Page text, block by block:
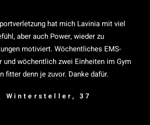
hat mich Lavinia mit viel
aber auch Power, wieder zu
motiviert. Wöchentliches EMS-
und wöchentlich zwei Einheiten im Gym
fitter denn je zuvor. Danke dafür.
Wintersteller, 37